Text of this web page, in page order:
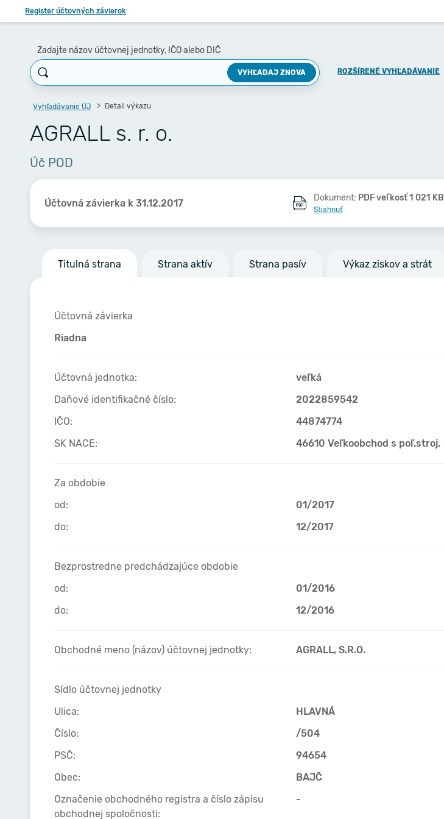
Register účtovných závierok
Zadajte názov účtovnej jednotky, IČO alebo DIČ
VYHĽADAJ ZNOVA ROZŠÍRENÉ VYHĽADÁVANIE
Vyhľadávanie ÚJ Detail výkazu
AGRALL s. r. o.
Úč POD
Účtovná závierka k 31.12.2017 Dokument: PDF veľkosť 1 021 KB
Stiahnuť
Titulná strana Strana aktív Strana pasív Výkaz ziskov a strát
Účtovná závierka
Riadna
Účtovná jednotka:
veľká
Daňové identifikačné číslo:
2022859542
IČO:
44874774
SK NACE:
46610 Veľkoobchod s poľ.stroj.
Za obdobie
od:
01/2017
do:
12/2017
Bezprostredne predchádzajúce obdobie
od:
01/2016
do:
12/2016
Obchodné meno (názov) účtovnej jednotky: AGRALL, S.R.O.
Sídlo účtovnej jednotky
Ulica:
HLAVNÁ
Číslo:
/504
PSČ:
94654
Obec:
BAJČ
Označenie obchodného registra a číslo zápisu
obchodnej spoločnosti:
-